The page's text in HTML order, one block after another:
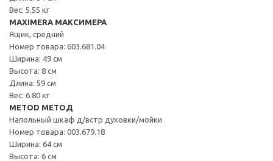
Вес: 5.55 кг
MAXIMERA МАКСИМЕРА
Ящик, средний
Номер товара: 603.681.04
Ширина: 49 см
Высота: 8 см
Длина: 59 см
Вес: 6.80 кг
METOD МЕТОД
Напольный шкаф д/встр духовки/мойки
Номер товара: 003.679.18
Ширина: 64 см
Высота: 6 см